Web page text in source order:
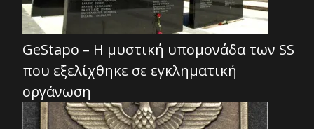
GeStapo – Η μυστική υπομονάδα των SS
που εξελίχθηκε σε εγκληματική
οργάνωση